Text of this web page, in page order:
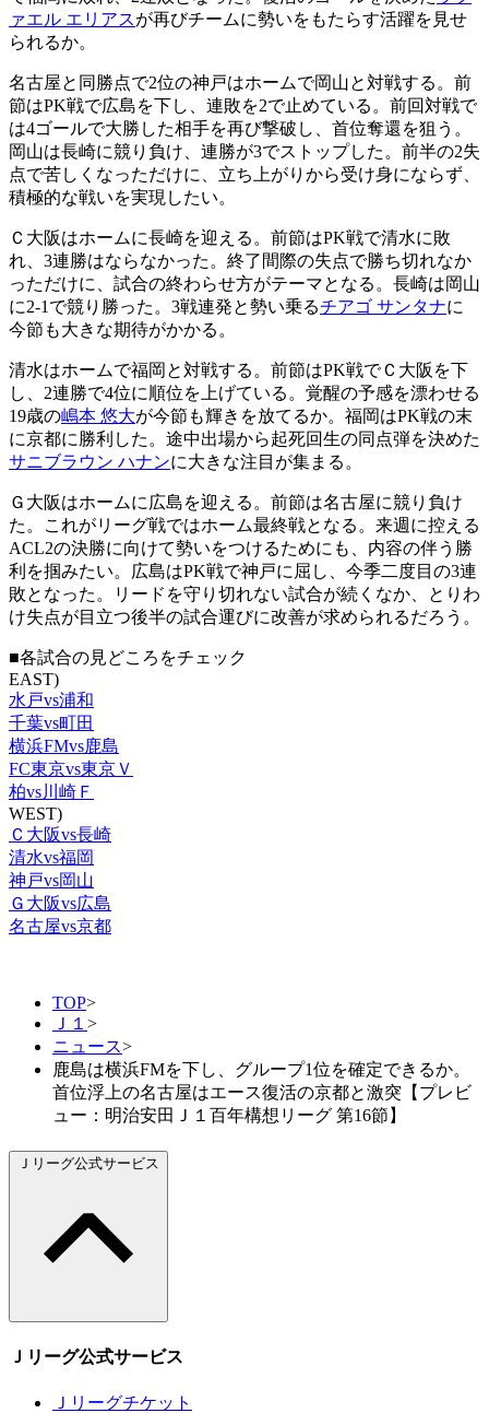
ァエル エリアスが再びチームに勢いをもたらす活躍を見せ
られるか。
名古屋と同勝点で2位の神戸はホームで岡山と対戦する。前
節はPK戦で広島を下し、連敗を2で止めている。前回対戦で
は4ゴールで大勝した相手を再び撃破し、首位奪還を狙う。
岡山は長崎に競り負け、連勝が3でストップした。前半の2失
点で苦しくなっただけに、立ち上がりから受け身にならず、
積極的な戦いを実現したい。
Ｃ大阪はホームに長崎を迎える。前節はPK戦で清水に敗
れ、3連勝はならなかった。終了間際の失点で勝ち切れなか
っただけに、試合の終わらせ方がテーマとなる。長崎は岡山
に2-1で競り勝った。3戦連発と勢い乗るチアゴ サンタナに
今節も大きな期待がかかる。
清水はホームで福岡と対戦する。前節はPK戦でＣ大阪を下
し、2連勝で4位に順位を上げている。覚醒の予感を漂わせる
19歳の嶋本 悠大が今節も輝きを放てるか。福岡はPK戦の末
に京都に勝利した。途中出場から起死回生の同点弾を決めた
サニブラウン ハナンに大きな注目が集まる。
Ｇ大阪はホームに広島を迎える。前節は名古屋に競り負け
た。これがリーグ戦ではホーム最終戦となる。来週に控える
ACL2の決勝に向けて勢いをつけるためにも、内容の伴う勝
利を掴みたい。広島はPK戦で神戸に屈し、今季二度目の3連
敗となった。リードを守り切れない試合が続くなか、とりわ
け失点が目立つ後半の試合運びに改善が求められるだろう。
■各試合の見どころをチェック
EAST)
水戸vs浦和
千葉vs町田
横浜FMvs鹿島
FC東京vs東京Ｖ
柏vs川崎Ｆ
WEST)
Ｃ大阪vs長崎
清水vs福岡
神戸vs岡山
Ｇ大阪vs広島
名古屋vs京都
TOP>
Ｊ１ >
ニュース>
鹿島は横浜FMを下し、グループ1位を確定できるか。
首位浮上の名古屋はエース復活の京都と激突【プレビ
ュー：明治安田Ｊ１百年構想リーグ 第16節】
Ｊリーグ公式サービス
Ｊリーグ公式サービス
Ｊリーグチケット